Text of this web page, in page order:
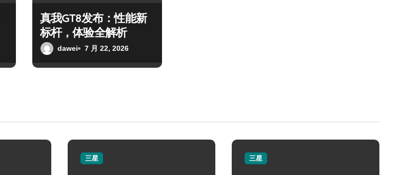
真我GT8发布：性能新
标杆，体验全解析
dawei 7 月 22, 2026
三星 三星